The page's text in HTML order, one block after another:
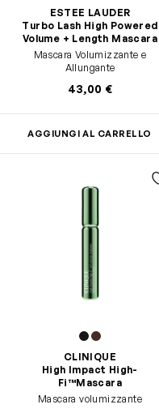
ESTEE LAUDER
Turbo Lash High Powered
Volume + Length Mascara
Mascara Volumizzante e
Allungante
43,00 €
AGGIUNGI AL CARRELLO
CLINIQUE
High Impact High-
Fi™Mascara
Mascara volumizzante